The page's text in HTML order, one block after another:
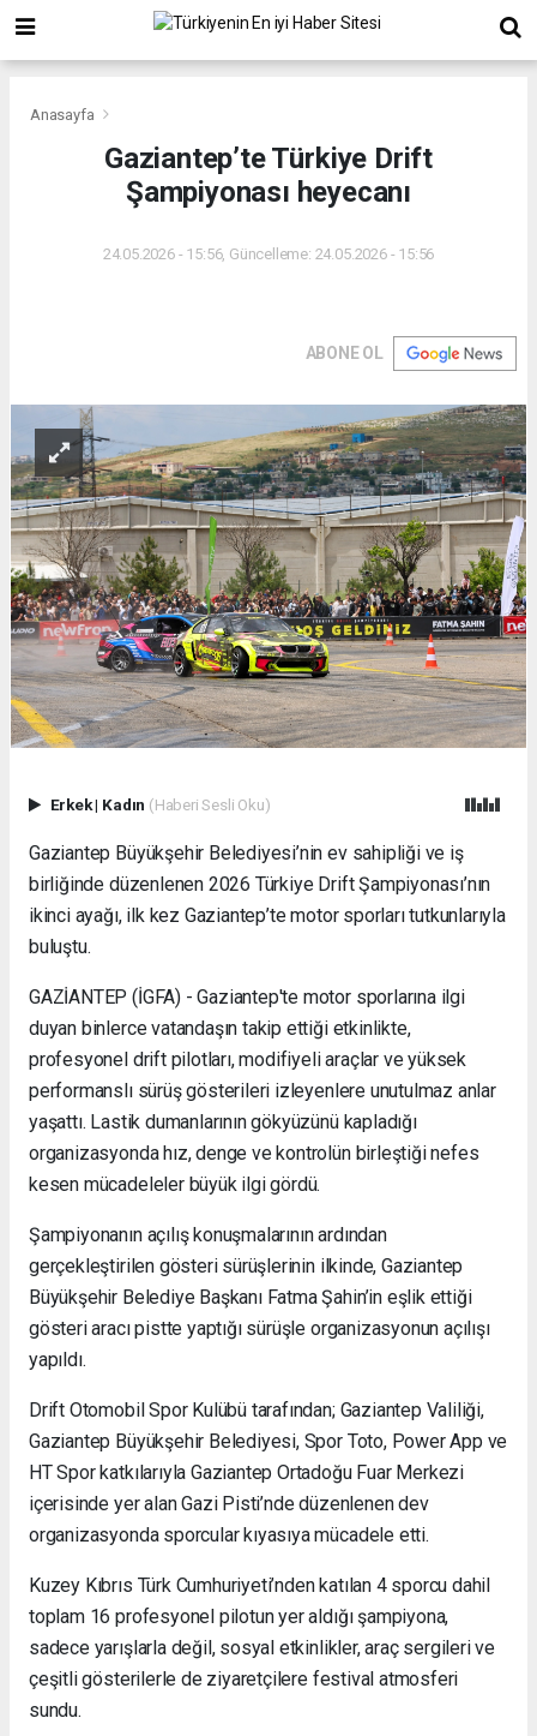
Anasayfa
Gaziantep’te Türkiye Drift
Şampiyonası heyecanı
24.05.2026 - 15:56, Güncelleme: 24.05.2026 - 15:56
ABONE OL
Erkek| Kadın (Haberi Sesli Oku)
Gaziantep Büyükşehir Belediyesi’nin ev sahipliği ve iş
birliğinde düzenlenen 2026 Türkiye Drift Şampiyonası’nın
ikinci ayağı, ilk kez Gaziantep’te motor sporları tutkunlarıyla
buluştu.
GAZİANTEP (İGFA) - Gaziantep'te motor sporlarına ilgi
duyan binlerce vatandaşın takip ettiği etkinlikte,
profesyonel drift pilotları, modifiyeli araçlar ve yüksek
performanslı sürüş gösterileri izleyenlere unutulmaz anlar
yaşattı. Lastik dumanlarının gökyüzünü kapladığı
organizasyonda hız, denge ve kontrolün birleştiği nefes
kesen mücadeleler büyük ilgi gördü.
Şampiyonanın açılış konuşmalarının ardından
gerçekleştirilen gösteri sürüşlerinin ilkinde, Gaziantep
Büyükşehir Belediye Başkanı Fatma Şahin’in eşlik ettiği
gösteri aracı pistte yaptığı sürüşle organizasyonun açılışı
yapıldı.
Drift Otomobil Spor Kulübü tarafından; Gaziantep Valiliği,
Gaziantep Büyükşehir Belediyesi, Spor Toto, Power App ve
HT Spor katkılarıyla Gaziantep Ortadoğu Fuar Merkezi
içerisinde yer alan Gazi Pisti’nde düzenlenen dev
organizasyonda sporcular kıyasıya mücadele etti.
Kuzey Kıbrıs Türk Cumhuriyeti’nden katılan 4 sporcu dahil
toplam 16 profesyonel pilotun yer aldığı şampiyona,
sadece yarışlarla değil, sosyal etkinlikler, araç sergileri ve
çeşitli gösterilerle de ziyaretçilere festival atmosferi
sundu.